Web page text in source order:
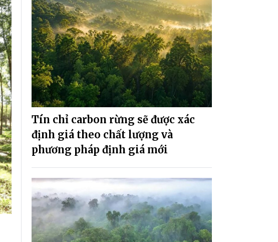
Tín chỉ carbon rừng sẽ được xác
định giá theo chất lượng và
phương pháp định giá mới